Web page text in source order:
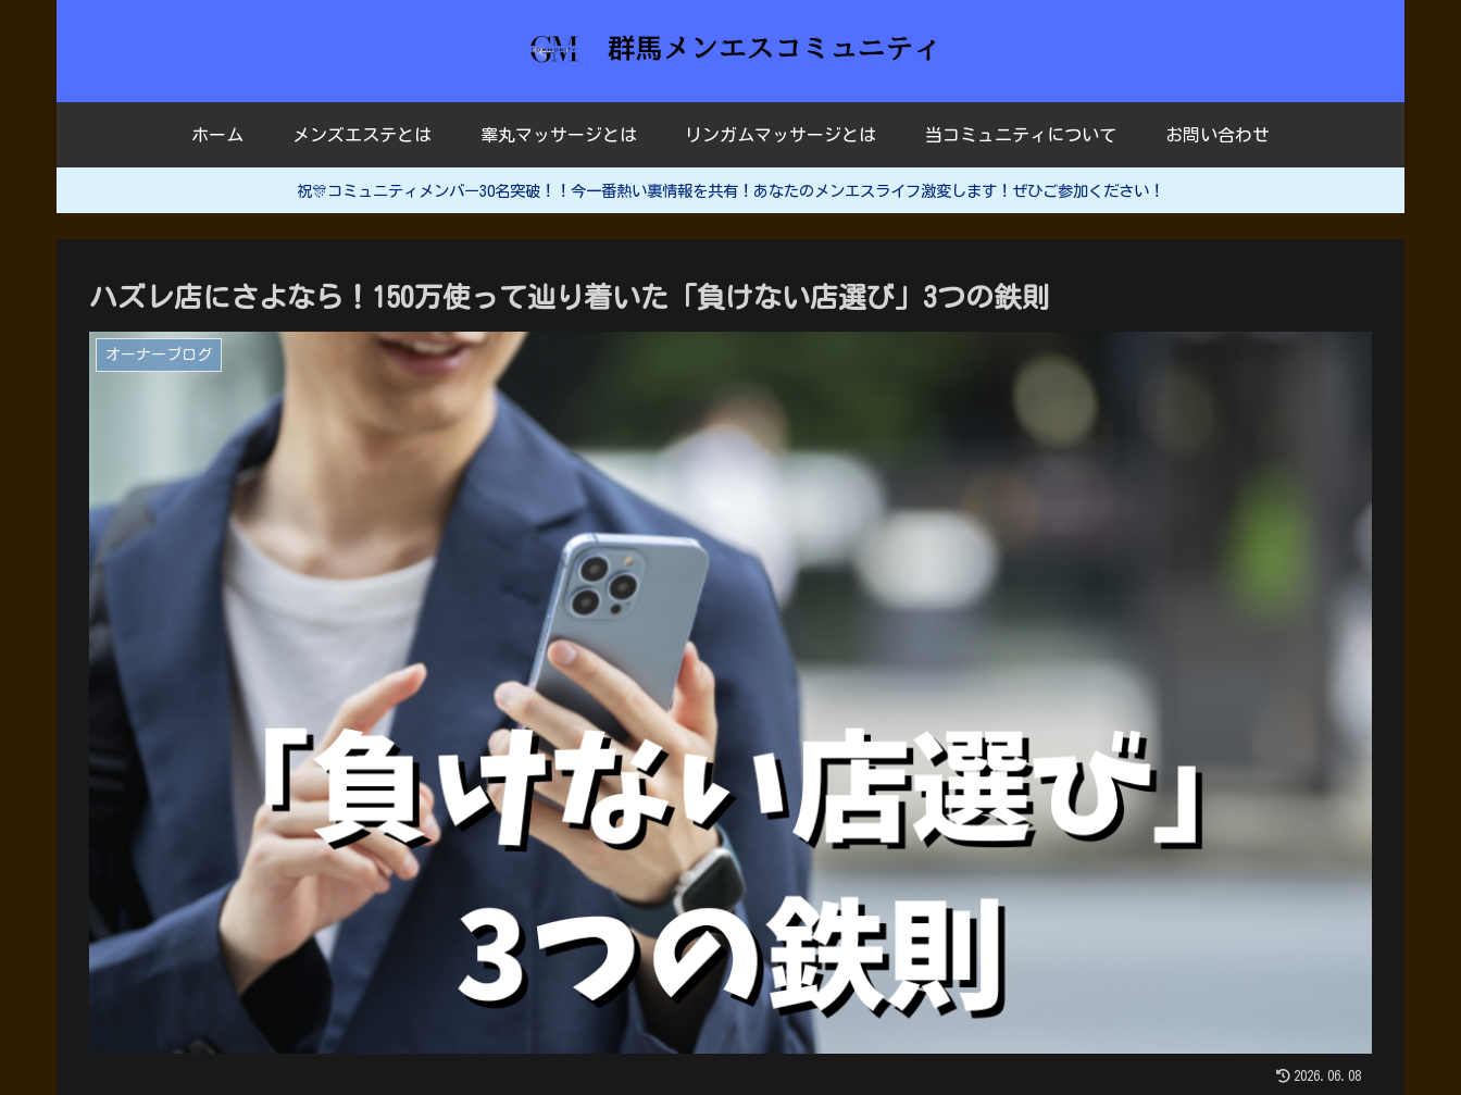
ホーム メンズエステとは 睾丸マッサージとは リンガムマッサージとは 当コミュニティについて お問い合わせ
祝🎊コミュニティメンバー30名突破！！今一番熱い裏情報を共有！あなたのメンエスライフ激変します！ぜひご参加ください！
ハズレ店にさよなら！150万使って辿り着いた「負けない店選び」3つの鉄則
オーナーブログ
2026.06.08